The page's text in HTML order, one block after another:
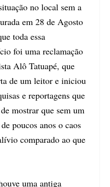
no local sem a
em 28 de Agosto
toda essa
foi uma reclamação
Alô Tatuapé, que
de um leitor e iniciou
e reportagens que
mostrar que sem um
poucos anos o caos
comparado ao que
uma antiga